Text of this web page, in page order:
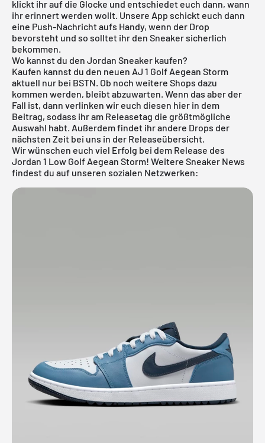
klickt ihr auf die Glocke und entschiedet euch dann, wann
ihr erinnert werden wollt. Unsere App schickt euch dann
eine Push-Nachricht aufs Handy, wenn der Drop
bevorsteht und so solltet ihr den Sneaker sicherlich
bekommen.
Wo kannst du den Jordan Sneaker kaufen?
Kaufen kannst du den neuen AJ 1 Golf Aegean Storm
aktuell nur bei BSTN. Ob noch weitere Shops dazu
kommen werden, bleibt abzuwarten. Wenn das aber der
Fall ist, dann verlinken wir euch diesen hier in dem
Beitrag, sodass ihr am Releasetag die größtmögliche
Auswahl habt. Außerdem findet ihr andere Drops der
nächsten Zeit bei uns in der Releaseübersicht.
Wir wünschen euch viel Erfolg bei dem Release des
Jordan 1 Low Golf Aegean Storm! Weitere Sneaker News
findest du auf unseren sozialen Netzwerken: